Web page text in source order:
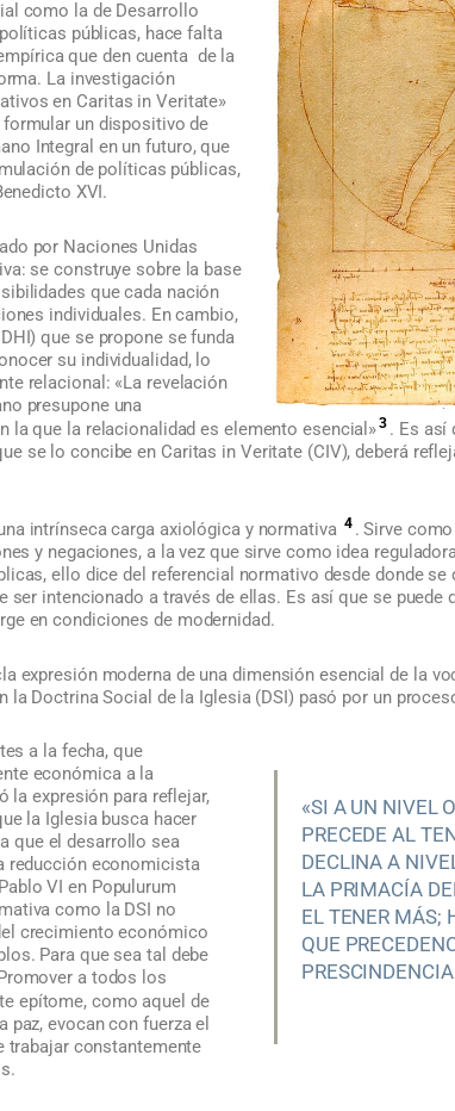
como la de Desarrollo
públicas, hace falta
que den cuenta de la
La investigación
en Caritas in Veritate»
un dispositivo de
Integral en un futuro, que
de políticas públicas,
XVI.
por Naciones Unidas
se construye sobre la base
que cada nación
individuales. En cambio,
que se propone se funda
su individualidad, lo
relacional: «La revelación
presupone una
la que la relacionalidad es elemento esencial»3 . Es así
se lo concibe en Caritas in Veritate (CIV), deberá
intrínseca carga axiológica y normativa 4 . Sirve
y negaciones, a la vez que sirve como idea
ello dice del referencial normativo desde donde
ser intencionado a través de ellas. Es así que se puede
en condiciones de modernidad.
expresión moderna de una dimensión esencial de la
la Doctrina Social de la Iglesia (DSI) pasó por un
«SI A UN NIVEL
PRECEDE AL
DECLINA A
LA PRIMACÍA
EL TENER MÁS;
QUE
a la fecha, que
económica a la
la expresión para reflejar,
la Iglesia busca hacer
que el desarrollo sea
reducción economicista
VI en Populurum
como la DSI no
crecimiento económico
Para que sea tal debe
a todos los
epítome, como aquel de
evocan con fuerza el
trabajar constantemente